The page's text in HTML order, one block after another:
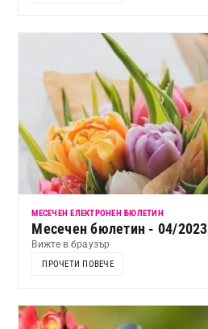
МЕСЕЧЕН ЕЛЕКТРОНЕН БЮЛЕТИН
Месечен бюлетин - 04/2023
Вижте в браузър
ПРОЧЕТИ ПОВЕЧЕ